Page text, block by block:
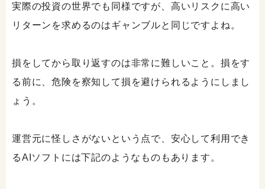
実際の投資の世界でも同様ですが、高いリスクに高い
リターンを求めるのはギャンブルと同じですよね。
損をしてから取り返すのは非常に難しいこと。損をす
る前に、危険を察知して損を避けられるようにしまし
ょう。
運営元に怪しさがないという点で、安心して利用でき
るAIソフトには下記のようなものもあります。